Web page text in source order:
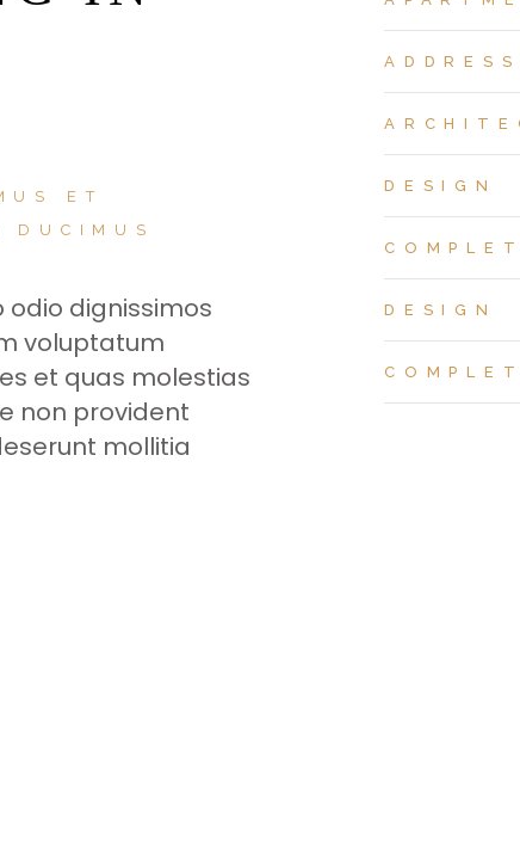
ET
odio dignissimos
voluptatum
et quas molestias
non provident
mollitia
ADDRESS
DESIGN
DESIGN